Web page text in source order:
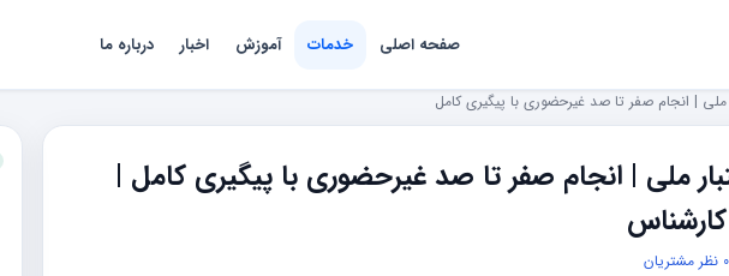
صفحه اصلی خدمات آموزش اخبار درباره ما
میلیونی اعتبار ملی | انجام صفر تا صد غیرحضوری با پیگیری کامل |
0 نظر مشتریان